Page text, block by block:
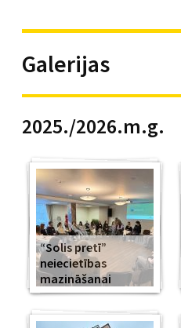
Galerijas
2025./2026.m.g.
“Solis pretī”
neiecietības
mazināšanai